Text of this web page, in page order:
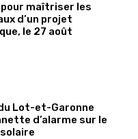
pour maîtriser les
d’un projet
le 27 août
Lot-et-Garonne
d’alarme sur le